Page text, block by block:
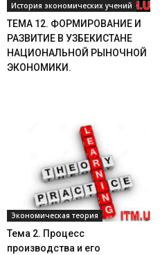
История экономических учений
ТЕМА 12. ФОРМИРОВАНИЕ И
РАЗВИТИЕ В УЗБЕКИСТАНЕ
НАЦИОНАЛЬНОЙ РЫНОЧНОЙ
ЭКОНОМИКИ.
Экономическая теория
Тема 2. Процесс
производства и его